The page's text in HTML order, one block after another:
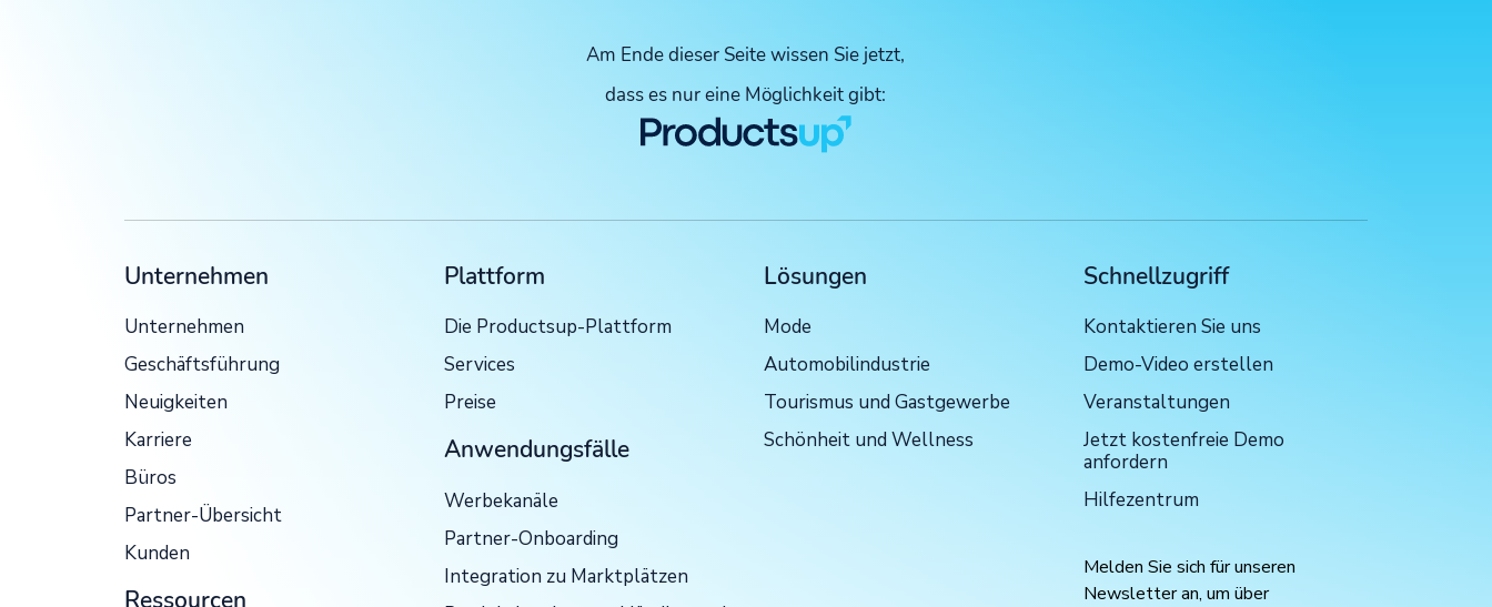
Am Ende dieser Seite wissen Sie jetzt,
dass es nur eine Möglichkeit gibt:
Unternehmen
Unternehmen
Geschäftsführung
Neuigkeiten
Karriere
Büros
Partner-Übersicht
Kunden
Ressourcen
Plattform
Die Productsup-Plattform
Services
Preise
Anwendungsfälle
Werbekanäle
Partner-Onboarding
Integration zu Marktplätzen
Lösungen
Mode
Automobilindustrie
Tourismus und Gastgewerbe
Schönheit und Wellness
Schnellzugriff
Kontaktieren Sie uns
Demo-Video erstellen
Veranstaltungen
Jetzt kostenfreie Demo
anfordern
Hilfezentrum
Melden Sie sich für unseren
Newsletter an, um über